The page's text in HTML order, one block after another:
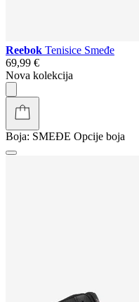
Reebok Tenisice Smeđe
69,99 €
Nova kolekcija
Boja: SMEĐE Opcije boja